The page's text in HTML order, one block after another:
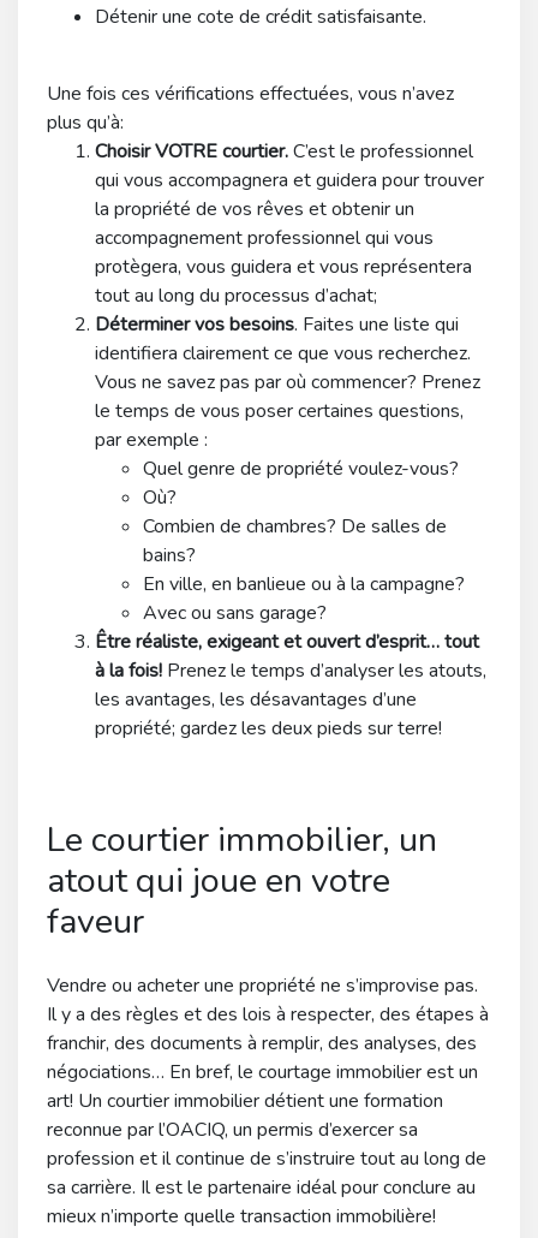
Détenir une cote de crédit satisfaisante.
Une fois ces vérifications effectuées, vous n’avez
plus qu’à:
Choisir VOTRE courtier.C’est le professionnel
qui vous accompagnera et guidera pour trouver
la propriété de vos rêves et obtenir un
accompagnement professionnel qui vous
protègera, vous guidera et vous représentera
tout au long du processus d’achat;
Déterminer vos besoins. Faites une liste qui
identifiera clairement ce que vous recherchez.
Vous ne savez pas par où commencer? Prenez
le temps de vous poser certaines questions,
par exemple :
Quel genre de propriété voulez-vous?
Où?
Combien de chambres? De salles de
bains?
En ville, en banlieue ou à la campagne?
Avec ou sans garage?
Être réaliste, exigeant et ouvert d’esprit… tout
à la fois! Prenez le temps d’analyser les atouts,
les avantages, les désavantages d’une
propriété; gardez les deux pieds sur terre!
Le courtier immobilier, un
atout qui joue en votre
faveur
Vendre ou acheter une propriété ne s’improvise pas.
Il y a des règles et des lois à respecter, des étapes à
franchir, des documents à remplir, des analyses, des
négociations… En bref, le courtage immobilier est un
art! Un courtier immobilier détient une formation
reconnue par l’OACIQ, un permis d’exercer sa
profession et il continue de s’instruire tout au long de
sa carrière. Il est le partenaire idéal pour conclure au
mieux n’importe quelle transaction immobilière!